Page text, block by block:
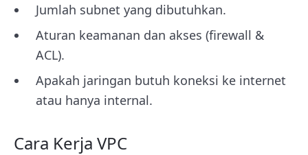
Jumlah subnet yang dibutuhkan.
Aturan keamanan dan akses (firewall &
ACL).
Apakah jaringan butuh koneksi ke internet
atau hanya internal.
Cara Kerja VPC